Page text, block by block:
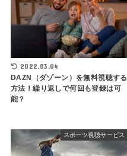
2022.03.04
DAZN（ダゾーン）を無料視聴する
方法！繰り返しで何回も登録は可
能？
スポーツ視聴サービス